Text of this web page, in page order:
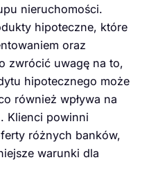
nieruchomości.
hipoteczne, które
oraz
zwrócić uwagę na to,
hipotecznego może
również wpływa na
Klienci powinni
różnych banków,
warunki dla